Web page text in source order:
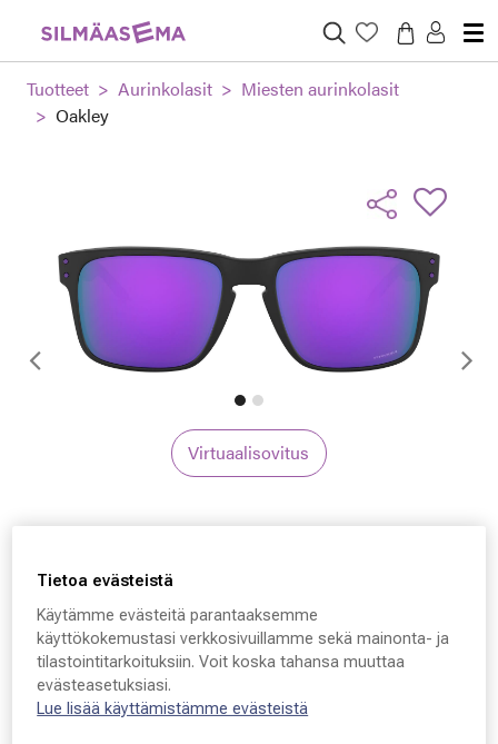
Tuotteet Aurinkolasit
Miesten aurinkolasit
Oakley
Edellinen
Virtuaalisovitus
Oakley HOLBROOK
9102, 9102K6 55 - 18 -
137
Tietoa evästeistä
Käytämme evästeitä parantaaksemme
käyttökokemustasi verkkosivuillamme sekä mainonta- ja
tilastointitarkoituksiin. Voit koska tahansa muuttaa
evästeasetuksiasi.
Lue lisää käyttämistämme evästeistä